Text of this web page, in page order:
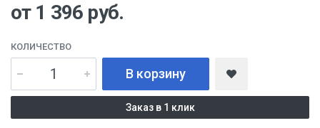
от 1 396 руб.
КОЛИЧЕСТВО
В корзину
Заказ в 1 клик